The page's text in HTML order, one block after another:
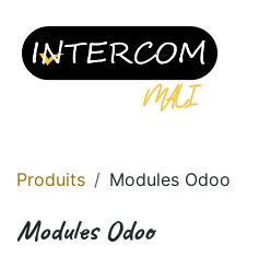
Produits Modules Odoo
Modules Odoo